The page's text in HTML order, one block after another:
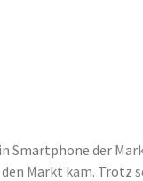
Smartphone der
Markt kam. Trotz